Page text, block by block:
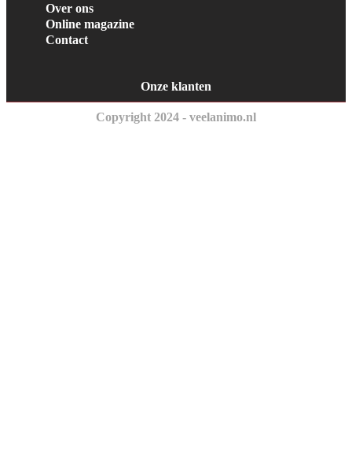
Over ons
Online magazine
Contact
Onze klanten
Copyright 2024 - veelanimo.nl